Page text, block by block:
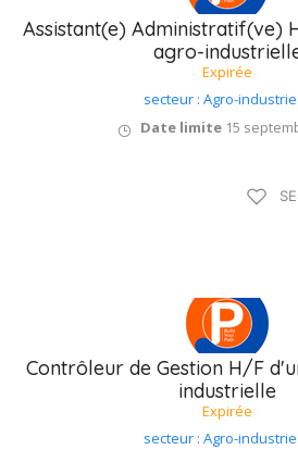
Assistant(e) Administratif(ve)
agro-
Expirée
secteur : Agro-industrie
Date limite15
Contrôleur de Gestion H/F
industrielle
Expirée
secteur : Agro-industrie